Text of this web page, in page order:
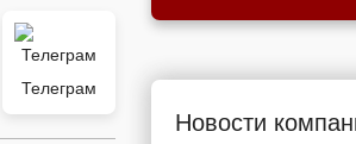
Телеграм
Новости